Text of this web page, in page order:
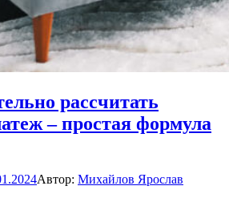
рассчитать
– простая формула
Автор: Михайлов Ярослав